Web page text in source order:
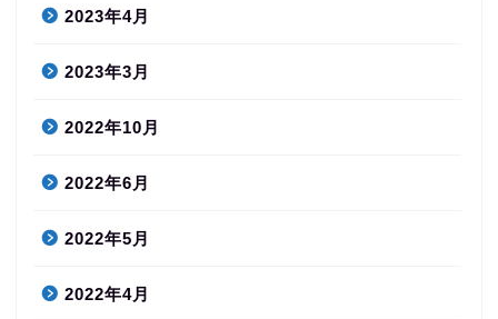
2023年4月
2023年3月
2022年10月
2022年6月
2022年5月
2022年4月